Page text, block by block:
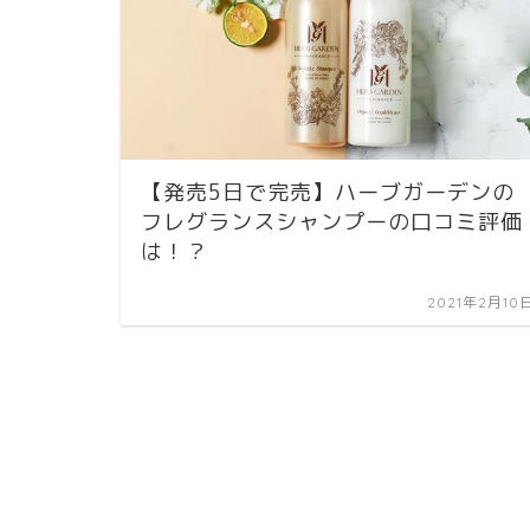
【発売5日で完売】ハーブガーデンの
フレグランスシャンプーの口コミ評価
は！？
2021年2月10